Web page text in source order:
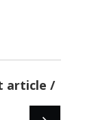
article